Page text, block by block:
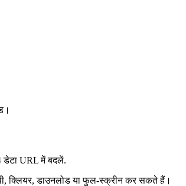
डेटा URL में बदलें.
क्लियर, डाउनलोड या फुल‑स्क्रीन कर सकते हैं।